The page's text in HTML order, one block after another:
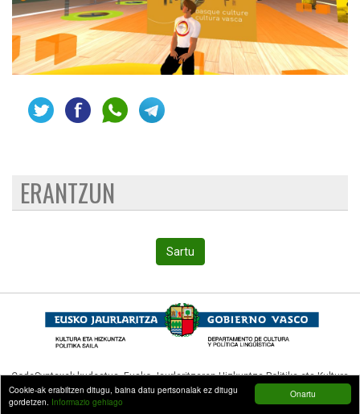
Onartu
Cookie-ak erabiltzen ditugu, baina datu pertsonalak ez ditugu
gordetzen. Informazio gehiago
ERANTZUN
Sartu
CodeSyntaxek kudeatua,Eusko Jaurlaritzaren Hizkuntza Politika eta Kultura
Sailak (Hizkuntza Politikarako Sailburuordetzak)
diruz lagundua.